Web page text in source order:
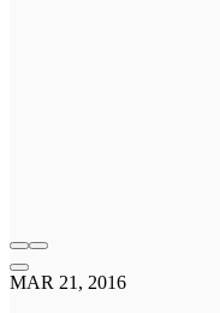
MAR 21, 2016